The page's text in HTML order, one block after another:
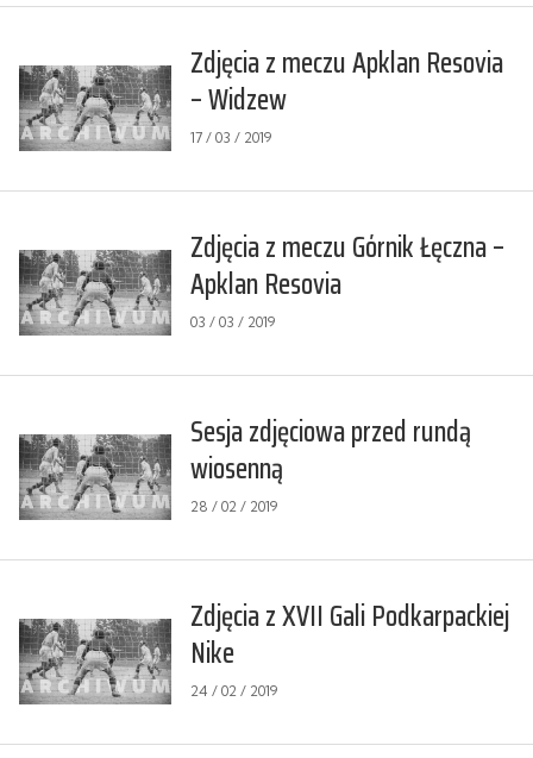
Zdjęcia z meczu Apklan Resovia
– Widzew
17 / 03 / 2019
Zdjęcia z meczu Górnik Łęczna –
Apklan Resovia
03 / 03 / 2019
Sesja zdjęciowa przed rundą
wiosenną
28 / 02 / 2019
Zdjęcia z XVII Gali Podkarpackiej
Nike
24 / 02 / 2019